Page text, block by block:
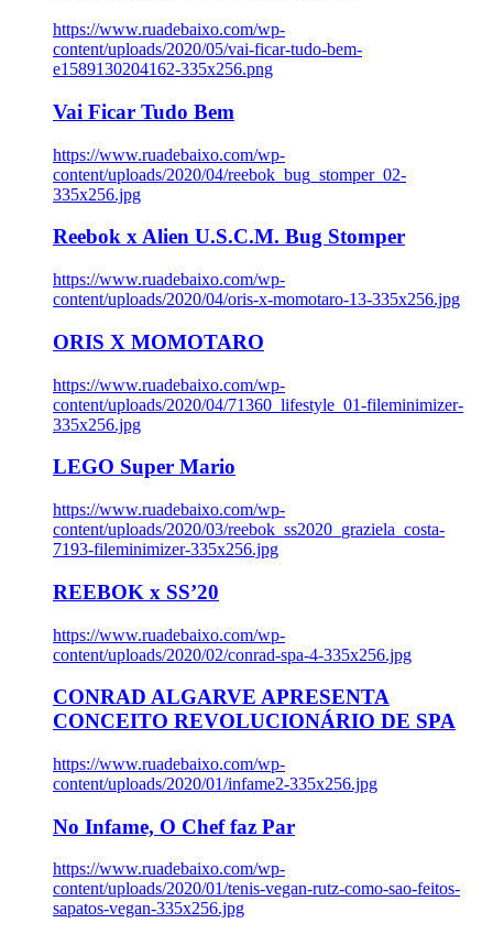
https://www.ruadebaixo.com/wp-
content/uploads/2020/05/vai-ficar-tudo-bem-
e1589130204162-335x256.png
Vai Ficar Tudo Bem
https://www.ruadebaixo.com/wp-
content/uploads/2020/04/reebok_bug_stomper_02-
335x256.jpg
Reebok x Alien U.S.C.M. Bug Stomper
https://www.ruadebaixo.com/wp-
content/uploads/2020/04/oris-x-momotaro-13-335x256.jpg
ORIS X MOMOTARO
https://www.ruadebaixo.com/wp-
content/uploads/2020/04/71360_lifestyle_01-fileminimizer-
335x256.jpg
LEGO Super Mario
https://www.ruadebaixo.com/wp-
content/uploads/2020/03/reebok_ss2020_graziela_costa-
7193-fileminimizer-335x256.jpg
REEBOK x SS’20
https://www.ruadebaixo.com/wp-
content/uploads/2020/02/conrad-spa-4-335x256.jpg
CONRAD ALGARVE APRESENTA
CONCEITO REVOLUCIONÁRIO DE SPA
https://www.ruadebaixo.com/wp-
content/uploads/2020/01/infame2-335x256.jpg
No Infame, O Chef faz Par
https://www.ruadebaixo.com/wp-
content/uploads/2020/01/tenis-vegan-rutz-como-sao-feitos-
sapatos-vegan-335x256.jpg